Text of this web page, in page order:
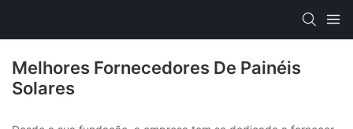
Melhores Fornecedores De Painéis
Solares